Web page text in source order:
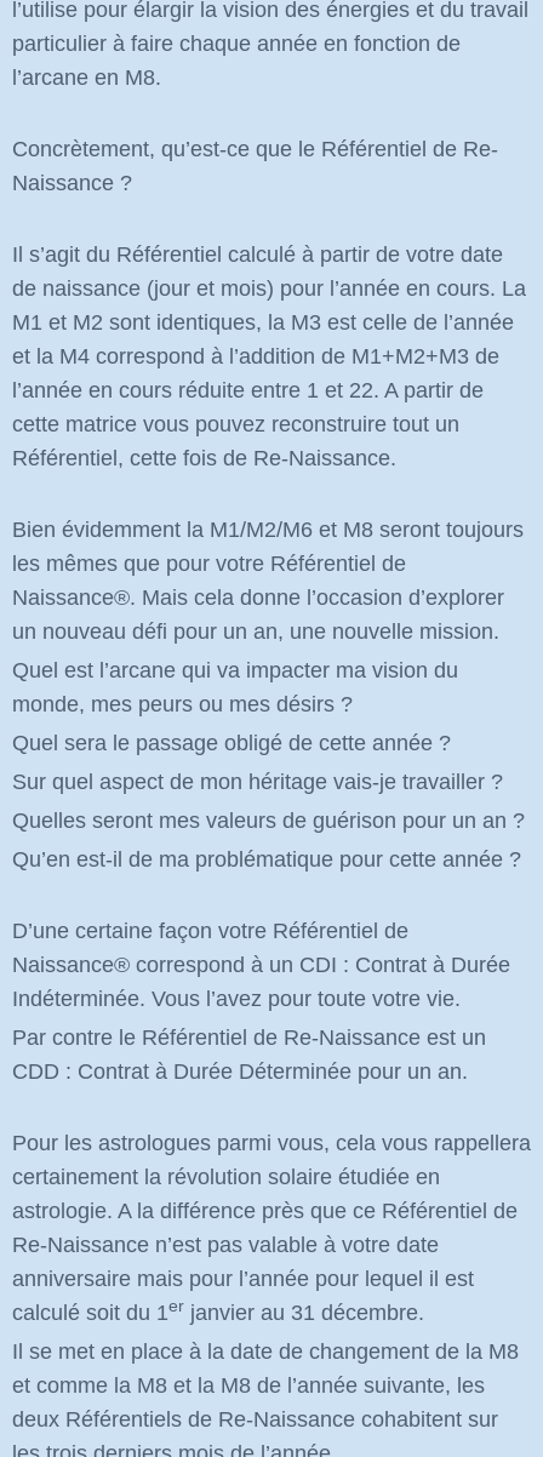
l’utilise pour élargir la vision des énergies et du travail
particulier à faire chaque année en fonction de
l’arcane en M8.
Concrètement, qu’est-ce que le Référentiel de Re-
Naissance ?
Il s’agit du Référentiel calculé à partir de votre date
de naissance (jour et mois) pour l’année en cours. La
M1 et M2 sont identiques, la M3 est celle de l’année
et la M4 correspond à l’addition de M1+M2+M3 de
l’année en cours réduite entre 1 et 22. A partir de
cette matrice vous pouvez reconstruire tout un
Référentiel, cette fois de Re-Naissance.
Bien évidemment la M1/M2/M6 et M8 seront toujours
les mêmes que pour votre Référentiel de
Naissance®. Mais cela donne l’occasion d’explorer
un nouveau défi pour un an, une nouvelle mission.
Quel est l’arcane qui va impacter ma vision du
monde, mes peurs ou mes désirs ?
Quel sera le passage obligé de cette année ?
Sur quel aspect de mon héritage vais-je travailler ?
Quelles seront mes valeurs de guérison pour un an ?
Qu’en est-il de ma problématique pour cette année ?
D’une certaine façon votre Référentiel de
Naissance® correspond à un CDI : Contrat à Durée
Indéterminée. Vous l’avez pour toute votre vie.
Par contre le Référentiel de Re-Naissance est un
CDD : Contrat à Durée Déterminée pour un an.
Pour les astrologues parmi vous, cela vous rappellera
certainement la révolution solaire étudiée en
astrologie. A la différence près que ce Référentiel de
Re-Naissance n’est pas valable à votre date
anniversaire mais pour l’année pour lequel il est
calculé soit du 1er janvier au 31 décembre.
Il se met en place à la date de changement de la M8
et comme la M8 et la M8 de l’année suivante, les
deux Référentiels de Re-Naissance cohabitent sur